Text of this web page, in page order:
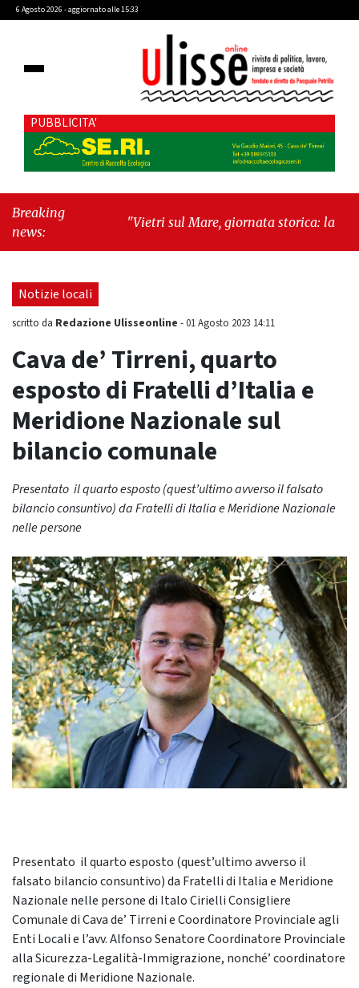
6 Agosto 2026 - aggiornato alle 15:33
PUBBLICITA'
Breaking
news:
"Vietri sul Mare, giornata storica: la ceramica
Notizie locali
scritto da Redazione Ulisseonline -01 Agosto 2023 14:11
Cava de’ Tirreni, quarto
esposto di Fratelli d’Italia e
Meridione Nazionale sul
bilancio comunale
Presentato il quarto esposto (quest’ultimo avverso il falsato
bilancio consuntivo) da Fratelli di Italia e Meridione Nazionale
nelle persone
Presentato il quarto esposto (quest’ultimo avverso il
falsato bilancio consuntivo) da Fratelli di Italia e Meridione
Nazionale nelle persone di Italo Cirielli Consigliere
Comunale di Cava de’ Tirreni e Coordinatore Provinciale agli
Enti Locali e l’avv. Alfonso Senatore Coordinatore Provinciale
alla Sicurezza-Legalità-Immigrazione, nonché’ coordinatore
regionale di Meridione Nazionale.